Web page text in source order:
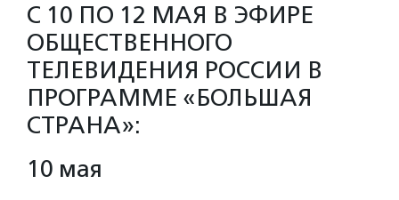
С 10 ПО 12 МАЯ В ЭФИРЕ
ОБЩЕСТВЕННОГО
ТЕЛЕВИДЕНИЯ РОССИИ В
ПРОГРАММЕ «БОЛЬШАЯ
СТРАНА»:
10 мая